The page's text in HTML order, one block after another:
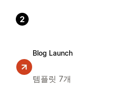
2
Blog Launch
템플릿 7개